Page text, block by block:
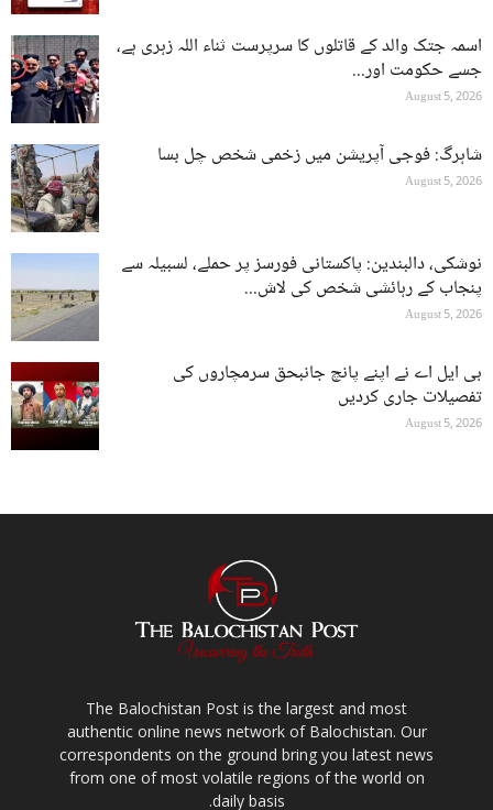
اسمہ جتک والد کے قاتلوں کا سرپرست ثناء اللہ زہری ہے،
جسے حکومت اور...
August 5, 2026
شاہرگ: فوجی آپریشن میں زخمی شخص چل بسا
August 5, 2026
نوشکی، دالبندین: پاکستانی فورسز پر حملے، لسبیلہ سے
پنجاب کے رہائشی شخص کی لاش...
August 5, 2026
بی ایل اے نے اپنے پانچ جانبحق سرمچاروں کی
تفصیلات جاری کردیں
August 5, 2026
The Balochistan Post is the largest and most
authentic online news network of Balochistan. Our
correspondents on the ground bring you latest news
from one of most volatile regions of the world on
daily basis.